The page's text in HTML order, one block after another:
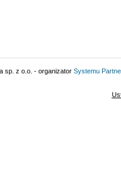
sp. z o.o. - organizator Systemu